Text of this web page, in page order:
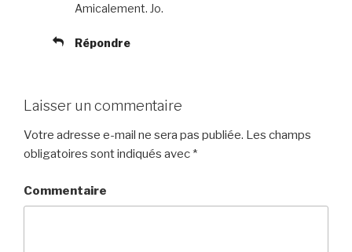
Amicalement. Jo.
Répondre
Laisser un commentaire
Votre adresse e-mail ne sera pas publiée. Les champs
obligatoires sont indiqués avec *
Commentaire